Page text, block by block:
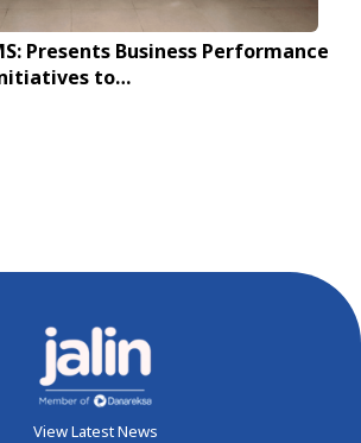
Presents Business Performance
to…
View Latest News